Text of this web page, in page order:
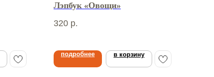
Лэпбук «Овощи»
320 р.
подробнее в корзину